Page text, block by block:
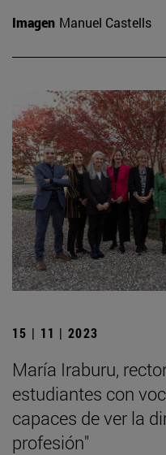
Imagen Manuel Castells
15 | 11 | 2023
María Iraburu,
estudiantes con
capaces de ver la
profesión"